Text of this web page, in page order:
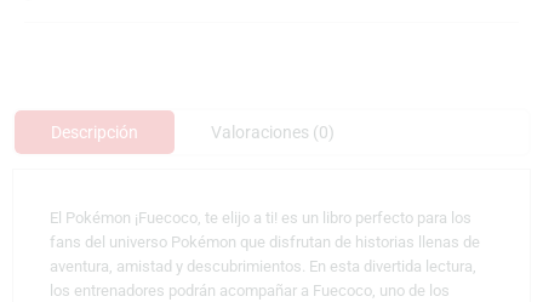
Descripción Valoraciones (0)
El Pokémon ¡Fuecoco, te elijo a ti! es un libro perfecto para los
fans del universo Pokémon que disfrutan de historias llenas de
aventura, amistad y descubrimientos. En esta divertida lectura,
los entrenadores podrán acompañar a Fuecoco, uno de los